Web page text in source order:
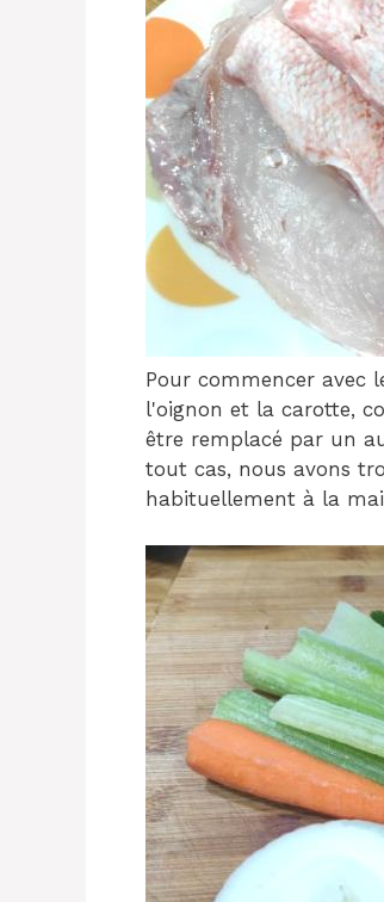
Pour commencer avec
l'oignon et la carotte,
être remplacé par un
tout cas, nous avons
habituellement à la